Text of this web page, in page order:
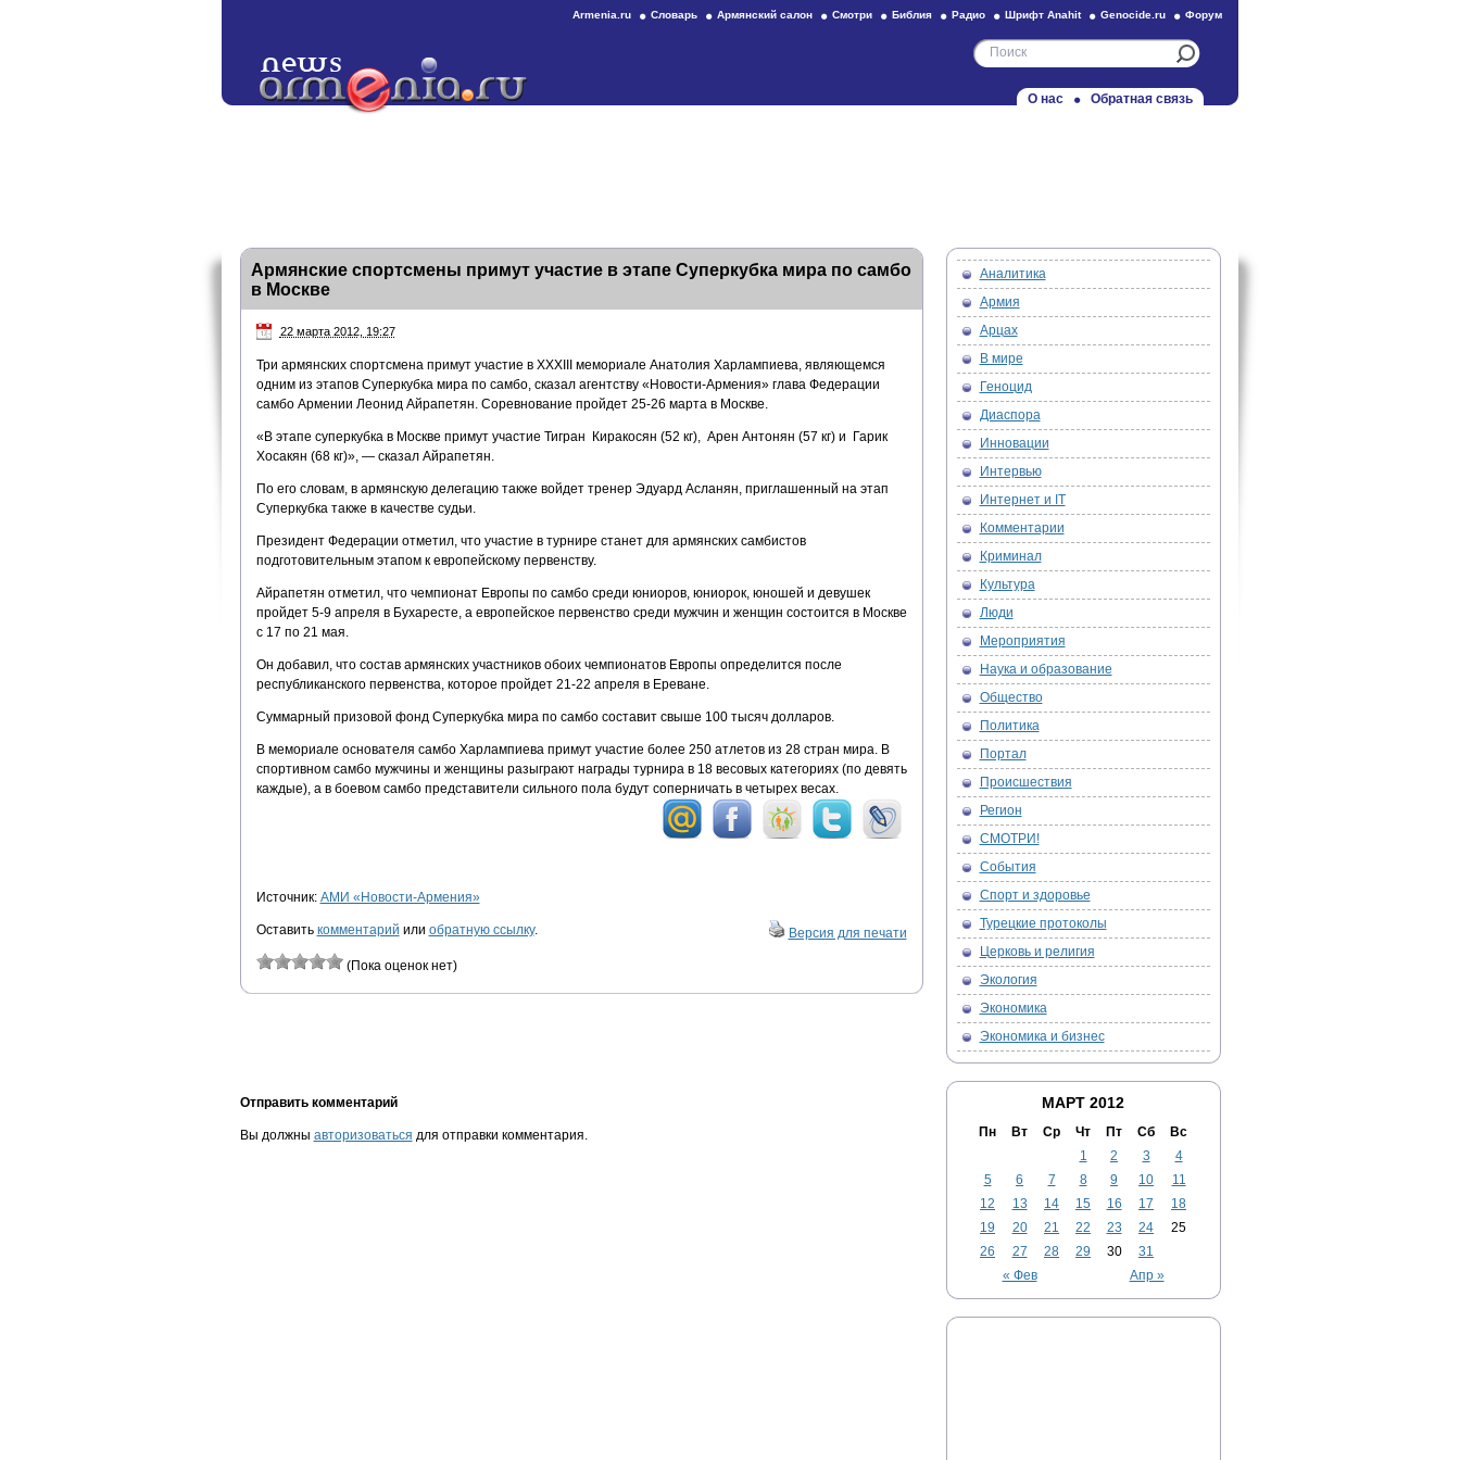
Armenia.ru Словарь Армянский салон Смотри Библия Радио Шрифт Anahit Genocide.ru Форум
О нас Обратная связь
Армянские спортсмены примут участие в этапе Суперкубка мира по самбо
в Москве
22 марта 2012, 19:27
Три армянских спортсмена примут участие в XXXIII мемориале Анатолия Харлампиева, являющемся
одним из этапов Суперкубка мира по самбо, сказал агентству «Новости-Армения» глава Федерации
самбо Армении Леонид Айрапетян. Соревнование пройдет 25-26 марта в Москве.
«В этапе суперкубка в Москве примут участие Тигран Киракосян (52 кг), Арен Антонян (57 кг) и Гарик
Хосакян (68 кг)», — сказал Айрапетян.
По его словам, в армянскую делегацию также войдет тренер Эдуард Асланян, приглашенный на этап
Суперкубка также в качестве судьи.
Президент Федерации отметил, что участие в турнире станет для армянских самбистов
подготовительным этапом к европейскому первенству.
Айрапетян отметил, что чемпионат Европы по самбо среди юниоров, юниорок, юношей и девушек
пройдет 5-9 апреля в Бухаресте, а европейское первенство среди мужчин и женщин состоится в Москве
с 17 по 21 мая.
Он добавил, что состав армянских участников обоих чемпионатов Европы определится после
республиканского первенства, которое пройдет 21-22 апреля в Ереване.
Суммарный призовой фонд Суперкубка мира по самбо составит свыше 100 тысяч долларов.
В мемориале основателя самбо Харлампиева примут участие более 250 атлетов из 28 стран мира. В
спортивном самбо мужчины и женщины разыграют награды турнира в 18 весовых категориях (по девять
каждые), а в боевом самбо представители сильного пола будут соперничать в четырех весах.
Источник: АМИ «Новости-Армения»
Оставить комментарий или обратную ссылку. Версия для печати
(Пока оценок нет)
Отправить комментарий
Вы должны авторизоваться для отправки комментария.
Аналитика
Армия
Арцах
В мире
Геноцид
Диаспора
Инновации
Интервью
Интернет и IT
Комментарии
Криминал
Культура
Люди
Мероприятия
Наука и образование
Общество
Политика
Портал
Происшествия
Регион
СМОТРИ!
События
Спорт и здоровье
Турецкие протоколы
Церковь и религия
Экология
Экономика
Экономика и бизнес
МАРТ 2012
Пн Вт Ср Чт Пт Сб Вс
« Фев Апр »
1 2 3
4
5
6 7 8 9 10
11
12
13 14 15 16 17
18
19
20 21 22 23 24
25
26
27 28 29 30 31